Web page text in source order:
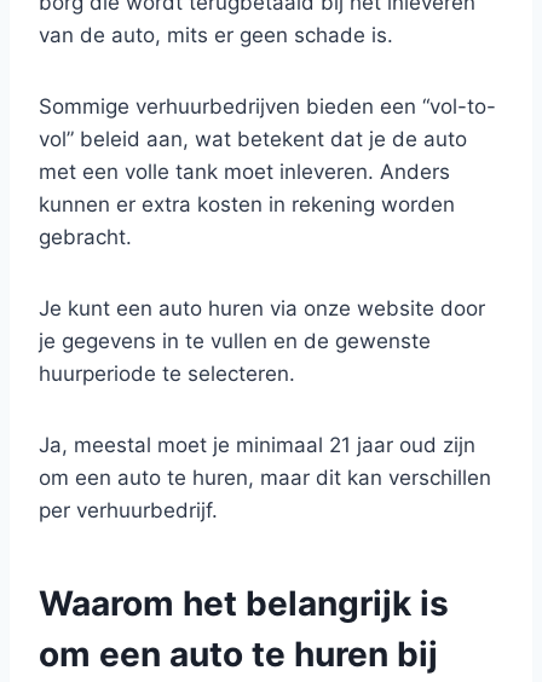
van de auto, mits er geen schade is.
Sommige verhuurbedrijven bieden een “vol-to-
vol” beleid aan, wat betekent dat je de auto
met een volle tank moet inleveren. Anders
kunnen er extra kosten in rekening worden
gebracht.
Je kunt een auto huren via onze website door
je gegevens in te vullen en de gewenste
huurperiode te selecteren.
Ja, meestal moet je minimaal 21 jaar oud zijn
om een auto te huren, maar dit kan verschillen
per verhuurbedrijf.
Waarom het belangrijk is
om een auto te huren bij